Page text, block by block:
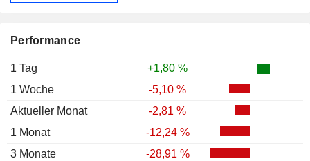
Performance
1 Tag
+1,80 %
1 Woche
-5,10 %
Aktueller Monat
-2,81 %
1 Monat
-12,24 %
3 Monate
-28,91 %